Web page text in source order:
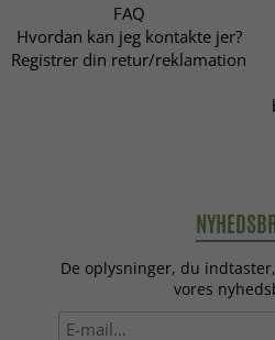
FAQ
Hvordan kan jeg kontakte jer?
Registrer din retur/reklamation
De oplysninger, du
vores